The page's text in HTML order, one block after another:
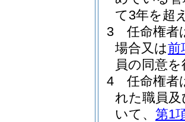
て3年を超
3
任命権者
場合又は前
員の同意
4
任命権者
れた職員及
いて、 第1